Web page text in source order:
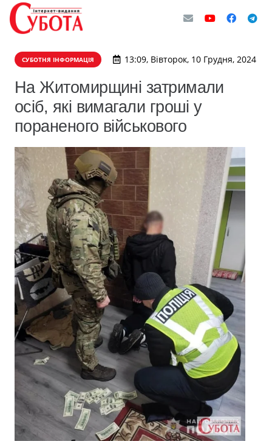
СУБОТНЯ ІНФОРМАЦІЯ 13:09, Вівторок, 10 Грудня, 2024
На Житомирщині затримали
осіб, які вимагали гроші у
пораненого військового